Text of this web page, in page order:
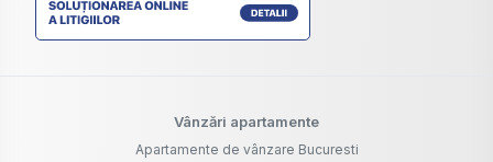
Vânzări apartamente
Apartamente de vânzare Bucuresti